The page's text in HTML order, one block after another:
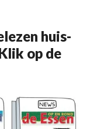
huis-
op de